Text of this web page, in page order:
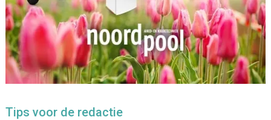
Tips voor de redactie